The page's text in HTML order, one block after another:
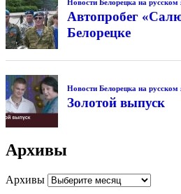
Новости Белорецка на русском
Автопробег
Белорецке
Новости Белорецка на русском
Золотой выпуск
Архивы
Архивы